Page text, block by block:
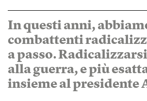
In questi anni,
combattenti
a passo.
alla guerra, e più
insieme al presidente